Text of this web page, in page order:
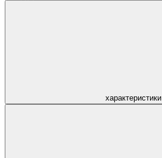
характеристики